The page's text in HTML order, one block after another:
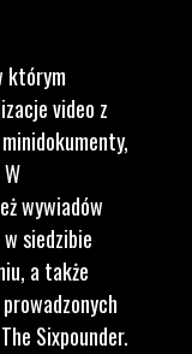
którym
video z
wywiadów
siedzibie
a także
Sixpounder.